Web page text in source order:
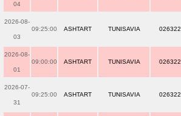
04
2026-08-
03
09:25:00 ASHTART TUNISAVIA 026322
2026-08-
01
09:00:00 ASHTART TUNISAVIA 026322
2026-07-
31
09:25:00 ASHTART TUNISAVIA 026322